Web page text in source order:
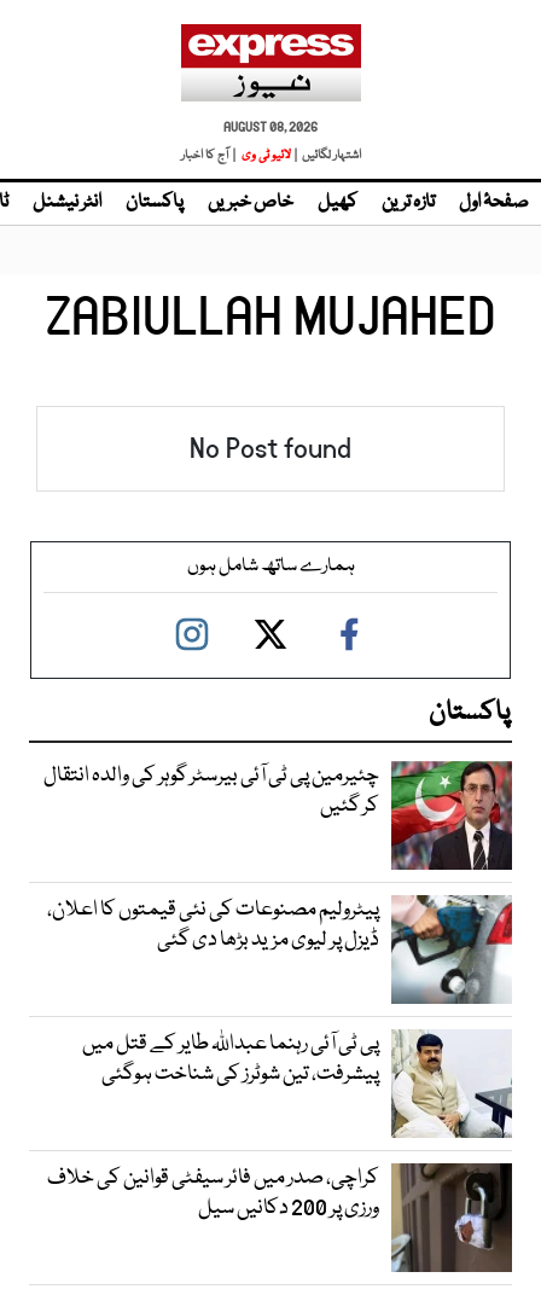
AUGUST 08, 2026
اشتہار لگائیں | لائیو ٹی وی | آج کا اخبار
صفحۂ اول تازہ ترین کھیل خاص خبریں پاکستان انٹر نیشنل
ZABIULLAH MUJAHED
No Post found
ہمارے ساتھ شامل ہوں
پاکستان
چئیرمین پی ٹی آئی بیرسٹر گوہر کی والدہ انتقال
کر گئیں
پیٹرولیم مصنوعات کی نئی قیمتوں کا اعلان،
ڈیزل پر لیوی مزید بڑھا دی گئی
پی ٹی آئی رہنما عبداللہ طایر کے قتل میں
پیشرفت، تین شوٹرز کی شناخت ہوگئی
کراچی، صدر میں فائر سیفٹی قوانین کی خلاف
ورزی پر 200 دکانیں سیل